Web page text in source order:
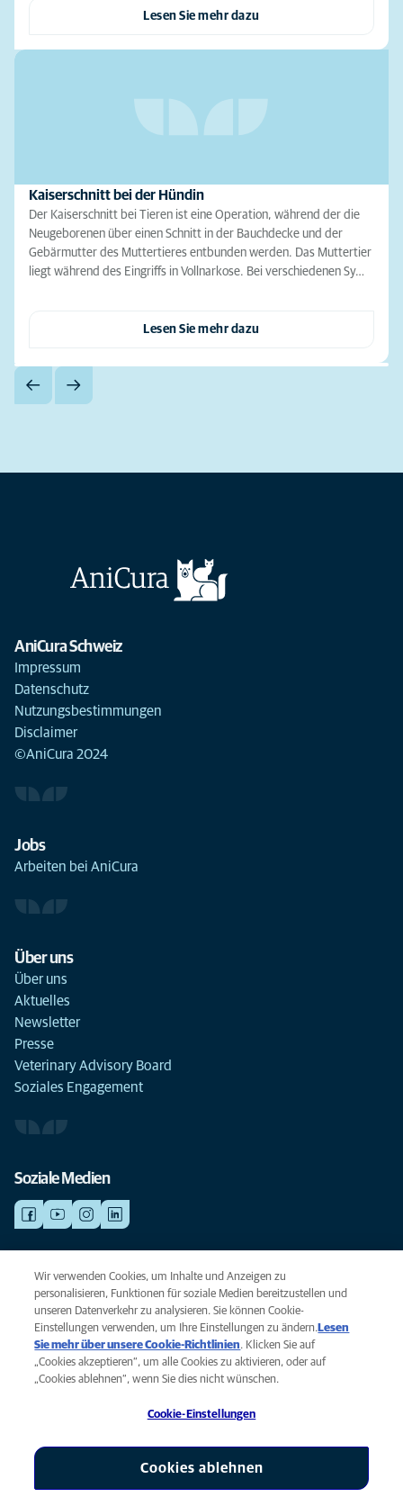
Lesen Sie mehr dazu
Kaiserschnitt bei der Hündin
Der Kaiserschnitt bei Tieren ist eine Operation, während der die
Neugeborenen über einen Schnitt in der Bauchdecke und der
Gebärmutter des Muttertieres entbunden werden. Das Muttertier
liegt während des Eingriffs in Vollnarkose. Bei verschiedenen Sy…
Lesen Sie mehr dazu
AniCura Schweiz
Impressum
Datenschutz
Nutzungsbestimmungen
Disclaimer
©AniCura 2024
Jobs
Arbeiten bei AniCura
Über uns
Über uns
Aktuelles
Newsletter
Presse
Veterinary Advisory Board
Soziales Engagement
Soziale Medien
NOTDIENSTE
Finden Sie hier Standorte mit Notfall-Service. Weil Ihr Tier die beste
Versorgung verdient.
Privacy
Legal
AniCura ist eine Tochtergesellschaft von Mars, Inc © 2026
Wir verwenden Cookies, um Inhalte und Anzeigen zu
personalisieren, Funktionen für soziale Medien bereitzustellen und
unseren Datenverkehr zu analysieren. Sie können Cookie-
Einstellungen verwenden, um Ihre Einstellungen zu ändern. Lesen
Sie mehr über unsere Cookie-Richtlinien(opens in a new tab)
. Klicken Sie auf
„Cookies akzeptieren“, um alle Cookies zu aktivieren, oder auf
„Cookies ablehnen“, wenn Sie dies nicht wünschen.
Cookie-Einstellungen
Cookies ablehnen